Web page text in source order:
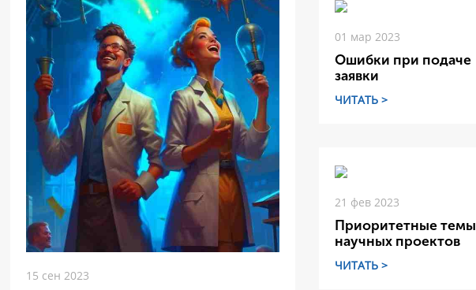
15 сен 2023
01 мар 2023
Ошибки при подаче
заявки
ЧИТАТЬ >
21 фев 2023
Приоритетные темы
научных проектов
ЧИТАТЬ >